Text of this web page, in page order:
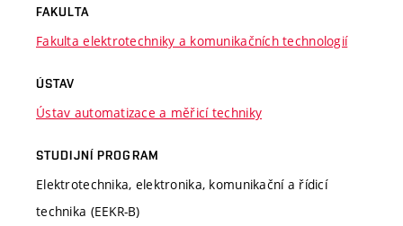
FAKULTA
Fakulta elektrotechniky a komunikačních technologií
ÚSTAV
Ústav automatizace a měřicí techniky
STUDIJNÍ PROGRAM
Elektrotechnika, elektronika, komunikační a řídicí
technika (EEKR-B)